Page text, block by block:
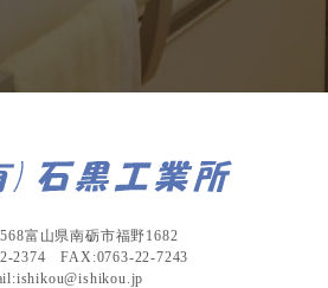
富山県南砺市福野1682
2374 FAX:0763-22-7243